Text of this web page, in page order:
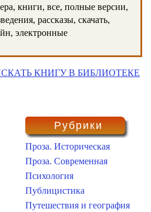
книги, все, полные версии,
рассказы, скачать,
электронные
КНИГУ В БИБЛИОТЕКЕ
Рубрики
Проза. Историческая
Проза. Современная
Психология
Публицистика
Путешествия и география